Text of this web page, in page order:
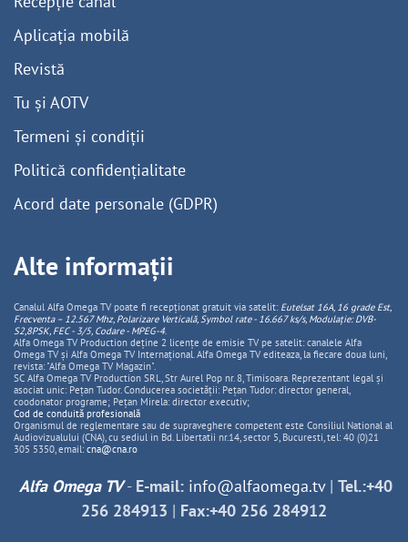
Aplicația mobilă
Revistă
Tu și AOTV
Termeni și condiții
Politică confidențialitate
Acord date personale (GDPR)
Alte informații
Canalul Alfa Omega TV poate fi recepționat gratuit via satelit: Eutelsat 16A, 16 grade Est,
Frecventa – 12.567 Mhz, PolarizareVerticală, Symbol rate - 16.667 ks/s, Modulație: DVB-
S2,8PSK, FEC - 3/5, Codare - MPEG-4.
Alfa Omega TV Production deține 2 licențe de emisie TV pe satelit: canalele Alfa
Omega TV și Alfa Omega TV Internațional. Alfa Omega TV editeaza, la fiecare doua luni,
revista: "Alfa Omega TV Magazin".
SC Alfa Omega TV Production SRL, Str Aurel Pop nr. 8, Timisoara. Reprezentant legal și
asociat unic: Pețan Tudor. Conducerea societății: Pețan Tudor: director general,
coodonator programe; Pețan Mirela: director executiv;
Cod de conduită profesională
Organismul de reglementare sau de supraveghere competent este Consiliul National al
Audiovizualului (CNA), cu sediul in Bd. Libertatii nr.14, sector 5, Bucuresti, tel: 40 (0)21
305 5350, email: cna@cna.ro
Alfa Omega TV- E-mail: info@alfaomega.tv| Tel.:+40
256 284913 | Fax:+40 256 284912